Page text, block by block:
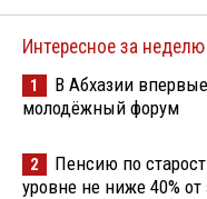
Интересное за неделю
1
В Абхазии
молодёжный форум
2
Пенсию по
уровне не ниже 40% от